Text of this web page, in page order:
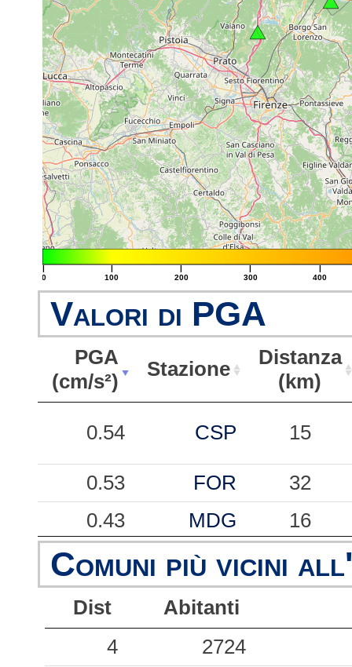
|
0
|
100
|
200
|
300
|
400
Valori di PGA
PGA
(cm/s²)
Stazione
Distanza
(km)
(cm/s²)
(km)
0.54 CSP 15
0.53 FOR
32
0.43
MDG
16
0.35
FAZ
20
0.35
FRE
25
0.20
MDC
26
Comuni più vicini
Dist
Abitanti
4
2724